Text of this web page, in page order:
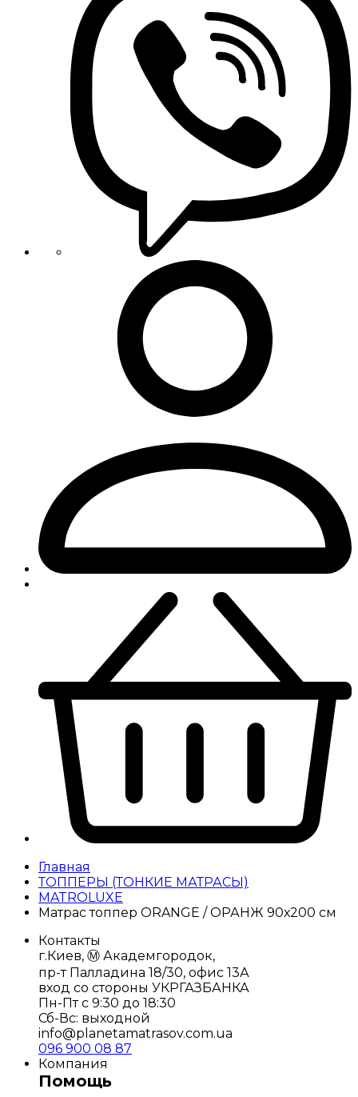
Главная
ТОППЕРЫ (ТОНКИЕ МАТРАСЫ)
MATROLUXE
Матрас топпер ORANGE / ОРАНЖ 90х200 см
Контакты
г.Киев, Ⓜ️ Академгородок,
пр-т Палладина 18/30, офис 13А
вход со стороны УКРГАЗБАНКА
Пн-Пт с 9:30 до 18:30
Сб-Вс: выходной
info@planetamatrasov.com.ua
096 900 08 87
Компания
Помощь